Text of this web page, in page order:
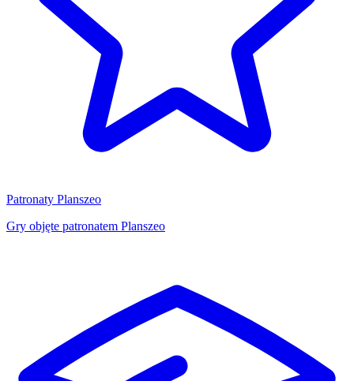
Patronaty Planszeo
Gry objęte patronatem Planszeo